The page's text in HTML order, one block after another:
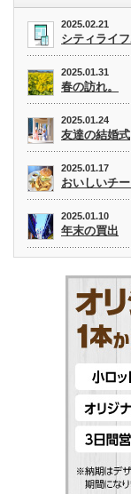
2025.02.21
シティライ
2025.01.31
春の訪れ。
2025.01.24
友達の結婚式
2025.01.17
おいしいチ
2025.01.10
年末の買出